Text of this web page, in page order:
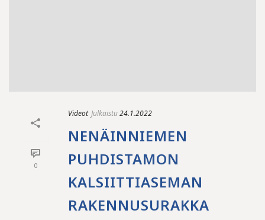
0
Videot Julkaistu24.1.2022
NENÄINNIEMEN
PUHDISTAMON
KALSIITTIASEMAN
RAKENNUSURAKKA